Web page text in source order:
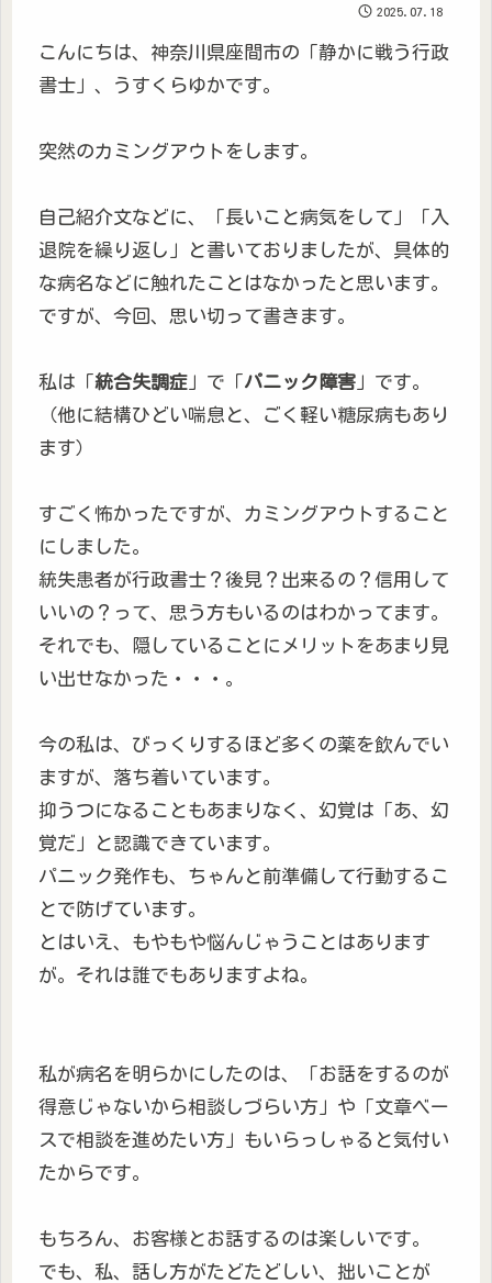
2025.07.18
こんにちは、神奈川県座間市の「静かに戦う行政
書士」、うすくらゆかです。
突然のカミングアウトをします。
自己紹介文などに、「長いこと病気をして」「入
退院を繰り返し」と書いておりましたが、具体的
な病名などに触れたことはなかったと思います。
ですが、今回、思い切って書きます。
私は「統合失調症 」で「パニック障害 」です。
（他に結構ひどい喘息と、ごく軽い糖尿病もあり
ます）
すごく怖かったですが、カミングアウトすること
にしました。
統失患者が行政書士？後見？出来るの？信用して
いいの？って、思う方もいるのはわかってます。
それでも、隠していることにメリットをあまり見
い出せなかった・・・。
今の私は、びっくりするほど多くの薬を飲んでい
ますが、落ち着いています。
抑うつになることもあまりなく、幻覚は「あ、幻
覚だ」と認識できています。
パニック発作も、ちゃんと前準備して行動するこ
とで防げています。
とはいえ、もやもや悩んじゃうことはあります
が。それは誰でもありますよね。
私が病名を明らかにしたのは、「お話をするのが
得意じゃないから相談しづらい方」や「文章ベー
スで相談を進めたい方」もいらっしゃると気付い
たからです。
もちろん、お客様とお話するのは楽しいです。
でも、私、話し方がたどたどしい、拙いことが